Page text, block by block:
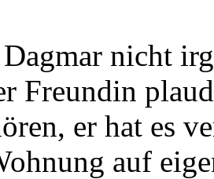
nicht
Freundin
er hat es
auf